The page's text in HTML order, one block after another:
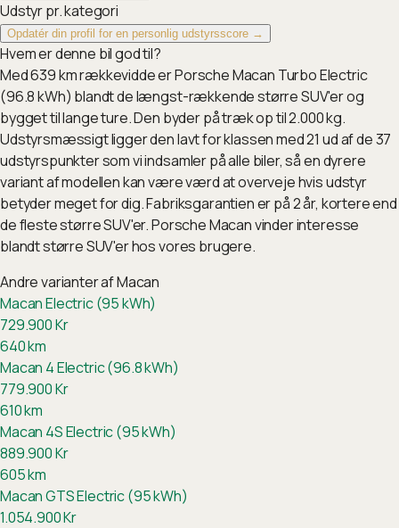
Udstyr pr. kategori
Opdatér din profil for en personlig udstyrsscore →
Hvem er denne bil god til?
Med 639 km rækkevidde er Porsche Macan Turbo Electric
(96.8 kWh) blandt de længst-rækkende større SUV'er og
bygget til lange ture. Den byder på træk op til 2.000 kg.
Udstyrsmæssigt ligger den lavt for klassen med 21 ud af de 37
udstyrspunkter som vi indsamler på alle biler, så en dyrere
variant af modellen kan være værd at overveje hvis udstyr
betyder meget for dig. Fabriksgarantien er på 2 år, kortere end
de fleste større SUV'er. Porsche Macan vinder interesse
blandt større SUV'er hos vores brugere.
Andre varianter afMacan
Macan Electric (95 kWh)
729.900Kr
640km
Macan 4 Electric (96.8 kWh)
779.900Kr
610km
Macan 4S Electric (95 kWh)
889.900Kr
605km
Macan GTS Electric (95 kWh)
1.054.900Kr